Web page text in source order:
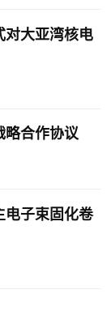
对大亚湾核电
略合作协议
电子束固化卷